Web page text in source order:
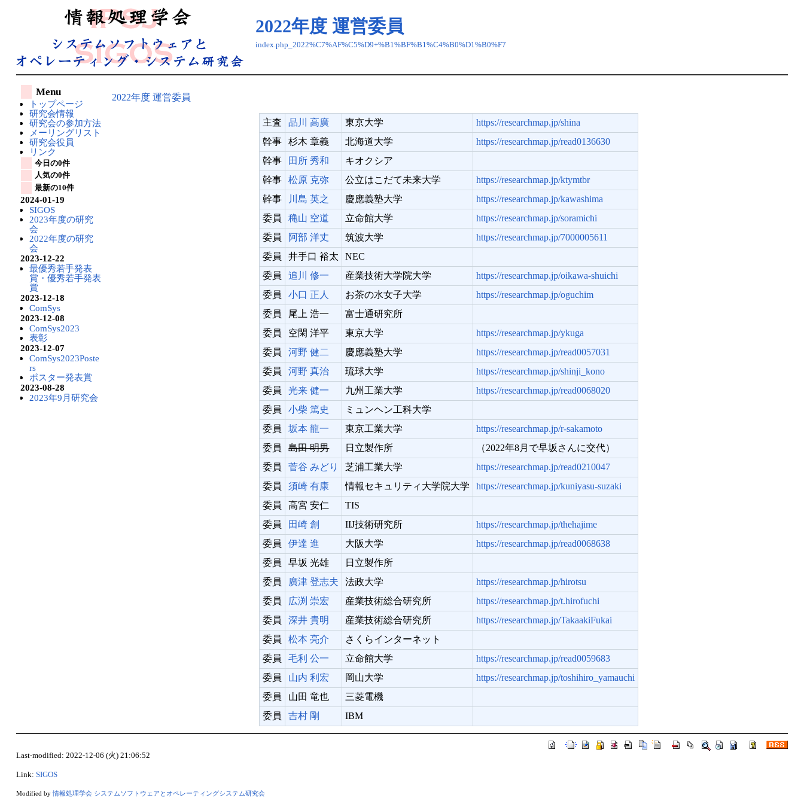
2022年度 運営委員
index.php_2022%C7%AF%C5%D9+%B1%BF%B1%C4%B0%D1%B0%F7
Menu
トップページ
研究会情報
研究会の参加方法
メーリングリスト
研究会役員
リンク
今日の0件
人気の0件
最新の10件
2024-01-19
SIGOS
2023年度の研究
会
2022年度の研究
会
2023-12-22
最優秀若手発表
賞・優秀若手発表
賞
2023-12-18
ComSys
2023-12-08
ComSys2023
表彰
2023-12-07
ComSys2023Poste
rs
ポスター発表賞
2023-08-28
2023年9月研究会
2022年度 運営委員
主査 品川 高廣 東京大学
https://researchmap.jp/shina
幹事
杉木 章義 北海道大学
https://researchmap.jp/read0136630
幹事
田所 秀和
キオクシア
幹事
松原 克弥 公立はこだて未来大学
https://researchmap.jp/ktymtbr
幹事
川島 英之 慶應義塾大学
https://researchmap.jp/kawashima
委員
穐山 空道 立命館大学
https://researchmap.jp/soramichi
委員
阿部 洋丈 筑波大学
https://researchmap.jp/7000005611
委員
井手口 裕太
NEC
委員
追川 修一 産業技術大学院大学
https://researchmap.jp/oikawa-shuichi
委員
小口 正人 お茶の水女子大学
https://researchmap.jp/oguchim
委員
尾上 浩一
富士通研究所
委員
空閑 洋平 東京大学
https://researchmap.jp/ykuga
委員
河野 健二 慶應義塾大学
https://researchmap.jp/read0057031
委員
河野 真治 琉球大学
https://researchmap.jp/shinji_kono
委員
光来 健一 九州工業大学
https://researchmap.jp/read0068020
委員
小柴 篤史
ミュンヘン工科大学
委員
坂本 龍一 東京工業大学
https://researchmap.jp/r-sakamoto
委員
島田 明男 日立製作所
（2022年8月で早坂さんに交代）
委員
菅谷 みどり 芝浦工業大学
https://researchmap.jp/read0210047
委員
須崎 有康 情報セキュリティ大学院大学
https://researchmap.jp/kuniyasu-suzaki
委員
高宮 安仁
TIS
委員
田崎 創 IIJ技術研究所
https://researchmap.jp/thehajime
委員
伊達 進 大阪大学
https://researchmap.jp/read0068638
委員
早坂 光雄
日立製作所
委員
廣津 登志夫 法政大学
https://researchmap.jp/hirotsu
委員
広渕 崇宏 産業技術総合研究所
https://researchmap.jp/t.hirofuchi
委員
深井 貴明 産業技術総合研究所
https://researchmap.jp/TakaakiFukai
委員
松本 亮介
さくらインターネット
委員
毛利 公一 立命館大学
https://researchmap.jp/read0059683
委員
山内 利宏 岡山大学
https://researchmap.jp/toshihiro_yamauchi
委員
山田 竜也
三菱電機
委員
吉村 剛 IBM
Last-modified: 2022-12-06 (火) 21:06:52
Link: SIGOS
Modified by情報処理学会 システムソフトウェアとオペレーティングシステム研究会